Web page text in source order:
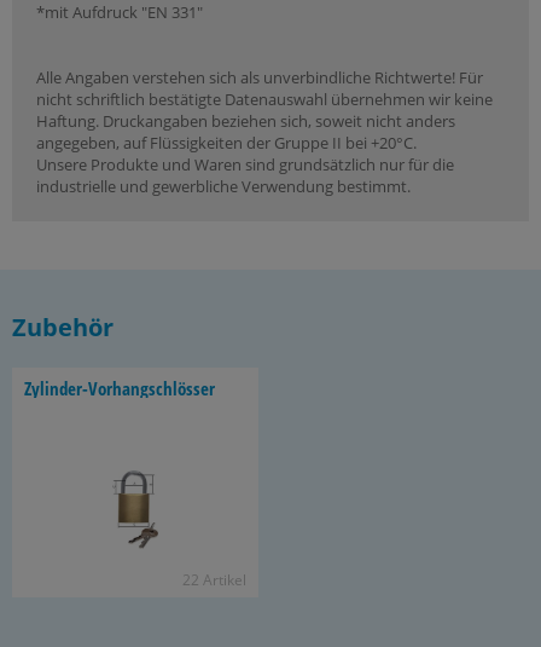
*mit Aufdruck "EN 331"
Alle Angaben verstehen sich als unverbindliche Richtwerte! Für
nicht schriftlich bestätigte Datenauswahl übernehmen wir keine
Haftung. Druckangaben beziehen sich, soweit nicht anders
angegeben, auf Flüssigkeiten der Gruppe II bei +20°C.
Unsere Produkte und Waren sind grundsätzlich nur für die
industrielle und gewerbliche Verwendung bestimmt.
Zubehör
Zylinder-​Vorhangschlösser
22 Ar­ti­kel